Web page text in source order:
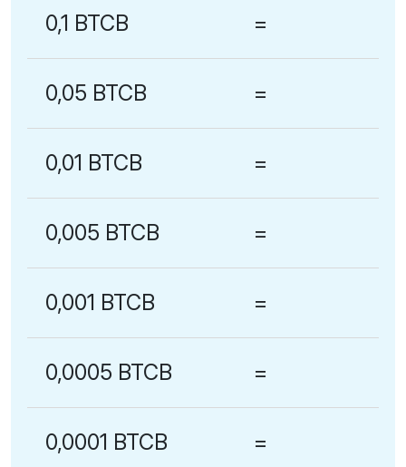
0,1 BTCB =
0,05 BTCB =
0,01 BTCB =
0,005 BTCB =
0,001 BTCB =
0,0005 BTCB =
0,0001 BTCB =